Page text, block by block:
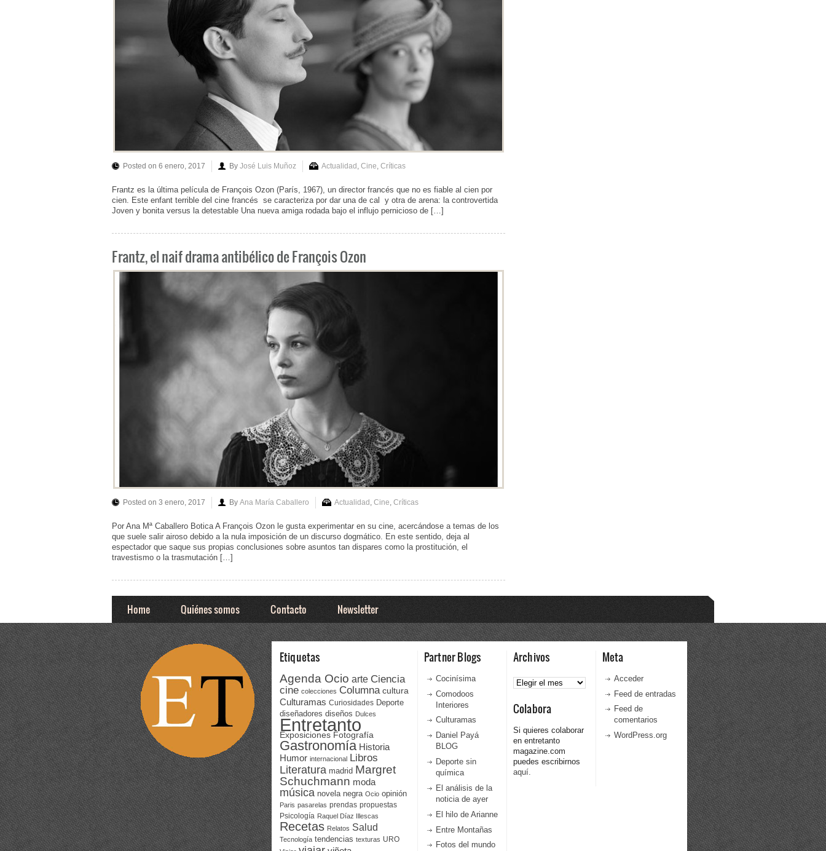
Posted on 6 enero, 2017 By José Luis Muñoz Actualidad , Cine, Críticas
Frantz es la última película de François Ozon (París, 1967), un director francés que no es fiable al cien por
cien. Este enfant terrible del cine francés se caracteriza por dar una de cal y otra de arena: la controvertida
Joven y bonita versus la detestable Una nueva amiga rodada bajo el influjo pernicioso de […]
Frantz, el naif drama antibélico de François Ozon
Posted on 3 enero, 2017 By Ana María Caballero Actualidad , Cine, Críticas
Por Ana Mª Caballero Botica A François Ozon le gusta experimentar en su cine, acercándose a temas de los
que suele salir airoso debido a la nula imposición de un discurso dogmático. En este sentido, deja al
espectador que saque sus propias conclusiones sobre asuntos tan dispares como la prostitución, el
travestismo o la trasmutación […]
Home Quiénes somos Contacto Newsletter
Etiquetas
Agenda Ocio arte Ciencia
cine colecciones Columna cultura
Culturamas Curiosidades Deporte
diseñadores diseños Dulces
Entretanto
Exposiciones Fotografía
Gastronomía Historia
Humor internacional Libros
Literatura madrid Margret
Schuchmann moda
música novela negra Ocio opinión
Paris pasarelas prendas propuestas
Psicología Raquel Díaz Illescas
Recetas Relatos Salud
Tecnología tendencias texturas URO
Partner Blogs
Cocinísima
Comodoos
Interiores
Culturamas
Daniel Payá
BLOG
Deporte sin
química
El análisis de la
noticia de ayer
El hilo de Arianne
Entre Montañas
Fotos del mundo
Archivos
Archivos
Colabora
Si quieres colaborar
en entretanto
magazine.com
puedes escribirnos
aquí.
Meta
Acceder
Feed de entradas
Feed de
comentarios
WordPress.org